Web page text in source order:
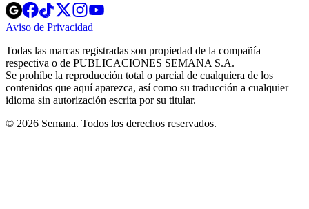
Opens
in
new
Opens
in
new
Opens
in
new
window
Opens
new
windowwindow
Aviso de Privacidad
new
window
Todas las marcas registradas son propiedad de la compañía
respectiva o de PUBLICACIONES SEMANA S.A.
Se prohíbe la reproducción total o parcial de cualquiera de los
contenidos que aquí aparezca, así como su traducción a cualquier
idioma sin autorización escrita por su titular.
© 2026 Semana. Todos los derechos reservados.